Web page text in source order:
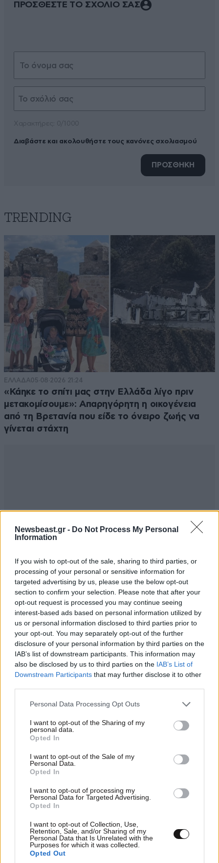
Newsbeast.gr - Do Not Process My Personal
Information
If you wish to opt-out of the sale, sharing to third parties, or
processing of your personal or sensitive information for
targeted advertising by us, please use the below opt-out
section to confirm your selection. Please note that after your
opt-out request is processed you may continue seeing
interest-based ads based on personal information utilized by
us or personal information disclosed to third parties prior to
your opt-out. You may separately opt-out of the further
disclosure of your personal information by third parties on the
IAB’s list of downstream participants. This information may
also be disclosed by us to third parties on the IAB’s List of
Downstream Participants that may further disclose it to other
Please note that this website/app uses one or more Google
not limited to your visit or usage behaviour. You may click to
grant or deny consent to Google and its third-party tags to
use your data for below specified purposes in below Google
consent section.
Personal Data Processing Opt Outs
I want to opt-out of the Sharing of my
personal data.
Opted In
I want to opt-out of the Sale of my
Personal Data.
Opted In
I want to opt-out of processing my
Personal Data for Targeted Advertising.
Opted In
I want to opt-out of Collection, Use,
Retention, Sale, and/or Sharing of my
Personal Data that Is Unrelated with the
Purposes for which it was collected.
Opted Out
ΠΡΟΣΘΕΣΤΕ ΤΟ ΣΧΟΛΙΟ ΣΑΣ
Διαβάστε και ακολουθήστε τους κανόνες σχολιασμού
ΠΡΟΣΘΗΚΗ
TRENDING
ΕΛΛΑΔΑ05·08·2026 21:24
«Κάηκε το σπίτι μας στην Ελλάδα λίγο πριν
μετακομίσουμε»: Απαρηγόρητη η οικογένεια
από τη Βρετανία που είδε το όνειρο ζωής να
γίνεται στάχτη